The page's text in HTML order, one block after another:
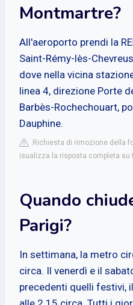
Montmartre?
All'aeroporto prendi la
Saint-Rémy-lès-
dove nella vicina
linea 4, direzione Porte
Barbès-Rochechouart,
Dauphine.
Richiesta di rimozione della
isualizza la risposta completa su
Quando
Parigi?
In settimana, la metro
circa. Il venerdì e il
precedenti quelli festivi,